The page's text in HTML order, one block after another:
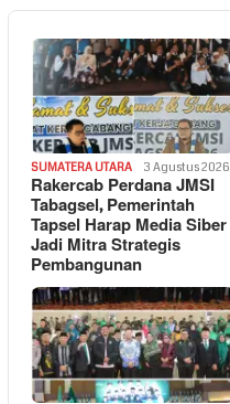
SUMATERA UTARA 3 Agustus 2026
Rakercab Perdana JMSI
Tabagsel, Pemerintah
Tapsel Harap Media Siber
Jadi Mitra Strategis
Pembangunan